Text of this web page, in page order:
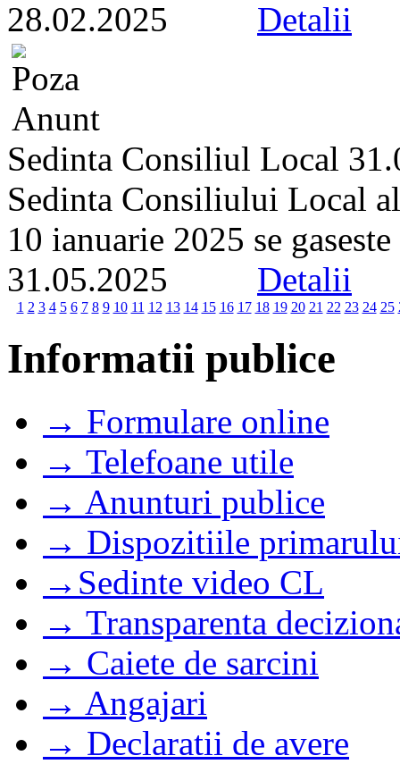
28.02.2025 Detalii
Sedinta Consiliul Local
Sedinta Consiliului Local
10 ianuarie 2025 se
31.05.2025 Detalii
1 2 3 4 5 6 7 8 9 10 11 12 13 14 15 16 17 18 19 20 21 22 23 24 25
Informatii publice
→ Formulare online
→ Telefoane utile
→ Anunturi publice
→ Dispozitiile
→Sedinte video CL
→ Transparenta
→ Caiete de sarcini
→ Angajari
→ Declaratii de avere